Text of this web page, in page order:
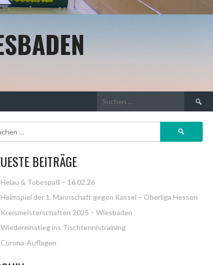
Suchen
nach:
Suchen
BEITRÄGE
Helau & Tobespaß – 16.02.26
Heimspiel der 1. Mannschaft gegen Kassel – Oberliga Hessen
Kreismeisterschaften 2025 – Wiesbaden
Wiedereinstieg ins Tischtennistraining
Corona-Auflagen